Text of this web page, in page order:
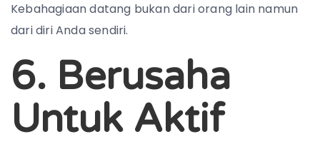
Kebahagiaan datang bukan dari orang lain namun
dari diri Anda sendiri.
6. Berusaha
Untuk Aktif